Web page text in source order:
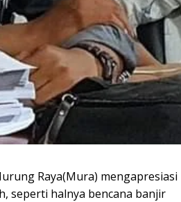
Raya(Mura) mengapresiasi
seperti halnya bencana banjir